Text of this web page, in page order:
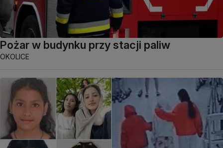
Pożar w budynku przy stacji paliw
OKOLICE